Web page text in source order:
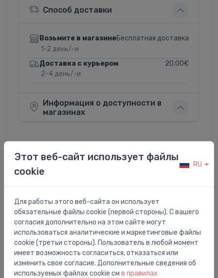
Способ доставки
Возьмите в магазине
1-2 день/-и
Бесплатная доставка
Доставка с курьером
2-4 день/-и
20.00€
Информация о доступности в
магазинах
Поделиться: Facebook
Описание товара
aerators Finoris M16.5 x1 (5 l/min)
Этот веб-сайт использует файлы
cookie
RU
Для работы этого веб-сайта он использует
обязательные файлы cookie (первой стороны). С вашего
согласия дополнительно на этом сайте могут
использоваться аналитические и маркетинговые файлы
cookie (третьи стороны). Пользователь в любой момент
имеет возможность согласиться, отказаться или
изменить свое согласие. Дополнительные сведения об
используемых файлах cookie см в правилах